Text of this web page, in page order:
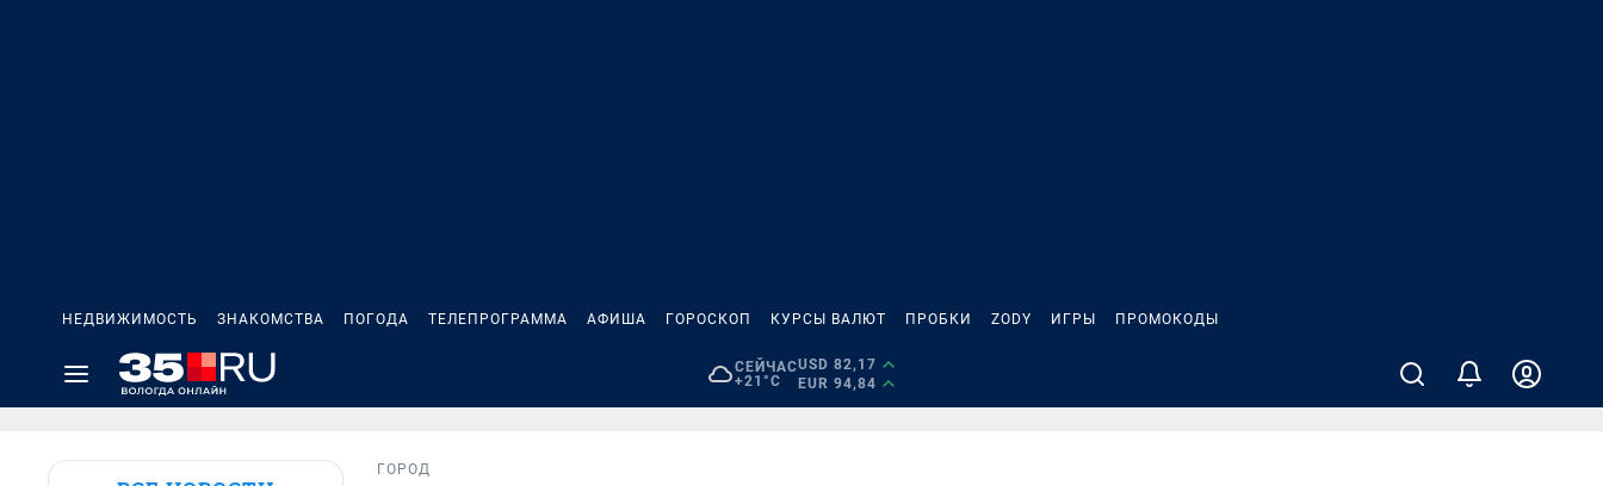
НЕДВИЖИМОСТЬ ЗНАКОМСТВА ПОГОДА ТЕЛЕПРОГРАММА АФИША ГОРОСКОП КУРСЫ ВАЛЮТ ПРОБКИ ZODY ИГРЫ ПРОМОКОДЫ
СЕЙЧАС
+21°C
USD 82,17
EUR 94,84
ГОРОД